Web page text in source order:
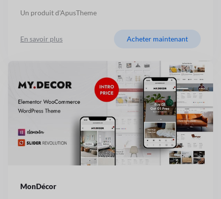
Un produit d'ApusTheme
En savoir plus Acheter maintenant
MonDécor